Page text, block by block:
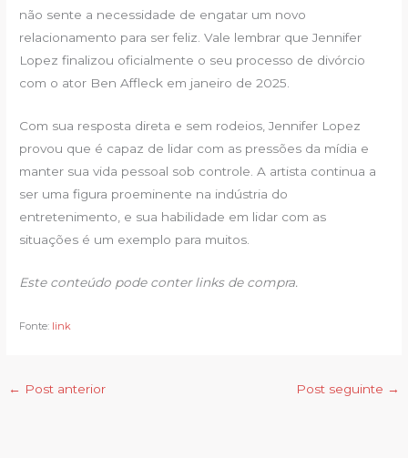
não sente a necessidade de engatar um novo
relacionamento para ser feliz. Vale lembrar que Jennifer
Lopez finalizou oficialmente o seu processo de divórcio
com o ator Ben Affleck em janeiro de 2025.
Com sua resposta direta e sem rodeios, Jennifer Lopez
provou que é capaz de lidar com as pressões da mídia e
manter sua vida pessoal sob controle. A artista continua a
ser uma figura proeminente na indústria do
entretenimento, e sua habilidade em lidar com as
situações é um exemplo para muitos.
Este conteúdo pode conter links de compra.
Fonte: link
← Post anterior Post seguinte →